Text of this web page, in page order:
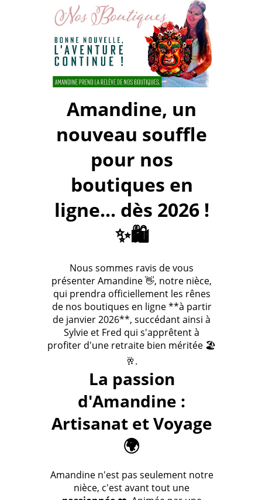
Amandine, un
nouveau souffle
pour nos
boutiques en
ligne... dès 2026 !
✨🛍️
Nous sommes ravis de vous
présenter Amandine 👋, notre nièce,
qui prendra officiellement les rênes
de nos boutiques en ligne **à partir
de janvier 2026**, succédant ainsi à
Sylvie et Fred qui s'apprêtent à
profiter d'une retraite bien méritée 🏖️
🥂.
La passion
d'Amandine :
Artisanat et Voyage
🌍
Amandine n'est pas seulement notre
nièce, c'est avant tout une